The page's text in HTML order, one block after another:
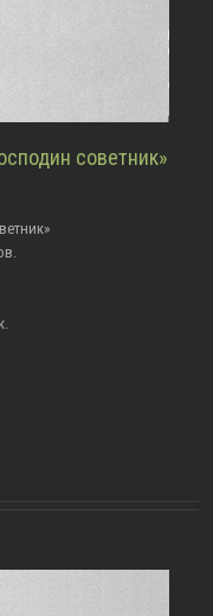
советник»